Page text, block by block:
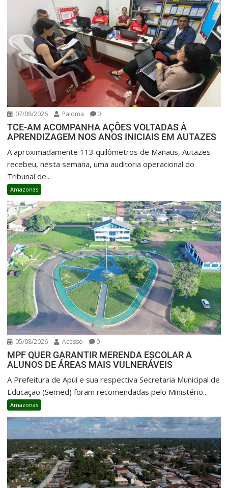
07/08/2026 Paloma 0
TCE-AM ACOMPANHA AÇÕES VOLTADAS À
APRENDIZAGEM NOS ANOS INICIAIS EM AUTAZES
A aproximadamente 113 quilômetros de Manaus, Autazes
recebeu, nesta semana, uma auditoria operacional do
Tribunal de...
Amazonas
05/08/2026 Acesso 0
MPF QUER GARANTIR MERENDA ESCOLAR A
ALUNOS DE ÁREAS MAIS VULNERÁVEIS
A Prefeitura de Apuí e sua respectiva Secretaria Municipal de
Educação (Semed) foram recomendadas pelo Ministério...
Amazonas